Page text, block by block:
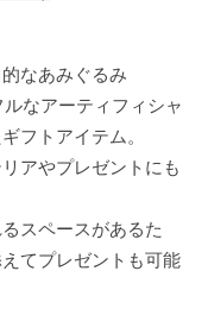
なあみぐるみ
なアーティフィシャ
フトアイテム。
アやプレゼントにも
スペースがあるた
てプレゼントも可能